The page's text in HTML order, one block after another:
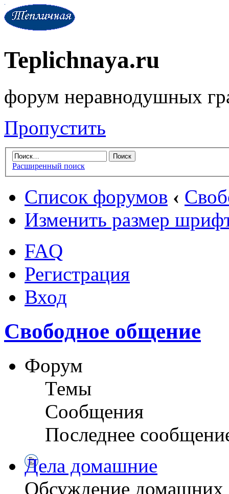
Teplichnaya.ru
форум неравнодушных
Пропустить
Расширенный поиск
Список форумов ‹
Изменить размер
FAQ
Регистрация
Вход
Свободное общение
Форум
Темы
Сообщения
Последнее
Дела домашние
Обсуждение домашних